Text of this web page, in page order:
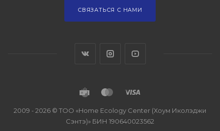
СВЯЗАТЬСЯ С НАМИ
2009 - 2026 © ТОО «Home Ecology Center (Хоум Иколэджи
Сэнтэ)» БИН 190640023562